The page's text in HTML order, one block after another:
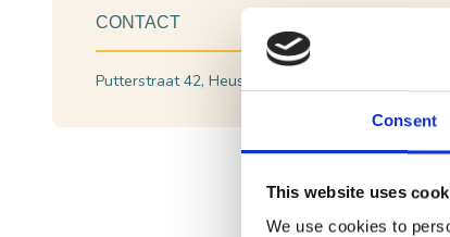
Consent
This website uses
We use cookies to
CONTACT
Putterstraat 42, Heusden